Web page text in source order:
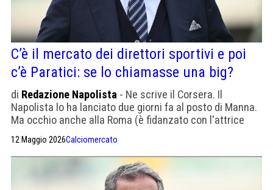
C’è il mercato dei direttori sportivi e poi
c’è Paratici: se lo chiamasse una big?
di Redazione Napolista - Ne scrive il Corsera. Il
Napolista lo ha lanciato due giorni fa al posto di Manna.
Ma occhio anche alla Roma (è fidanzato con l'attrice
Pilar Fogliati)
12 Maggio 2026Calciomercato